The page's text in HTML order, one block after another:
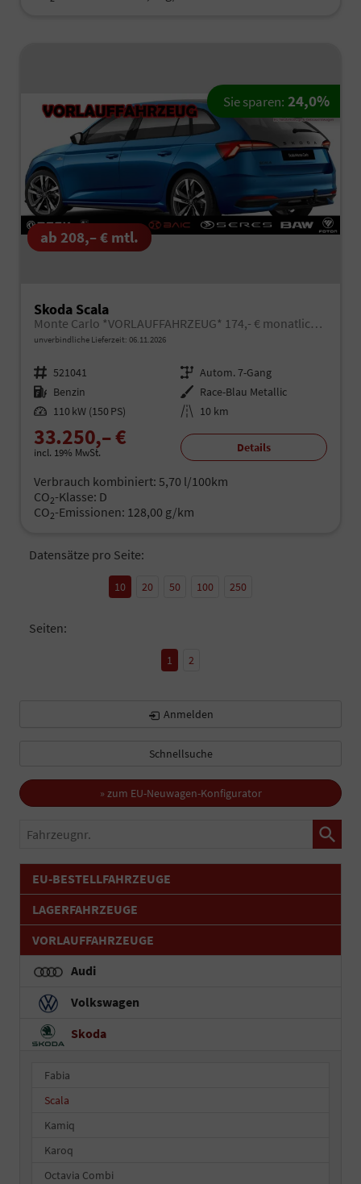
ab 208,– € mtl.
Skoda Scala
Monte Carlo *VORLAUFFAHRZEUG* 174,- € monatlich* 36 Monate* Ohne Kilometerbegrenzung*
unverbindliche Lieferzeit: 06.11.2026
Fahrzeugnr. 521041 Getriebe Autom. 7-Gang
Kraftstoff Benzin Außenfarbe Race-Blau Metallic
Leistung 110 kW (150 PS) Kilometerstand 10 km
33.250,– €
incl. 19% MwSt.
Sie sparen: 24,0%
Details
Verbrauch kombiniert: 5,70 l/100km
CO2-Klasse: D
CO2-Emissionen: 128,00 g/km
Datensätze pro Seite:
10 20 50 100 250
Seiten:
1 2
Anmelden
Schnellsuche
» zum EU-Neuwagen-Konfigurator
Fahrzeugnr.
EU-BESTELLFAHRZEUGE
LAGERFAHRZEUGE
VORLAUFFAHRZEUGE
Audi
Volkswagen
Skoda
Fabia
Scala
Kamiq
Karoq
Octavia Combi